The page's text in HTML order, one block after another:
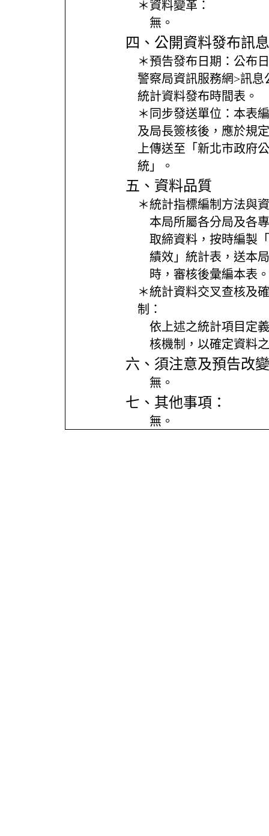
＊資料變革：
無。
四、公開資料發布訊息
＊預告發布日期： 公布
警察局資訊服務網>訊息
統計資料發布時間表。
＊同步發送單位： 本表
及局長簽核後，應於規
上傳送至「新北市政府
統」。
五、資料品質
＊統計指標編制方法與
本局所屬各分局及各
取締資料，按時編製
績效」統計表，送本
時，審核後彙編本表。
＊統計資料交叉查核及
制：
依上述之統計項目定
核機制，以確定資料
六、須注意及預告改
無。
七、其他事項：
無。